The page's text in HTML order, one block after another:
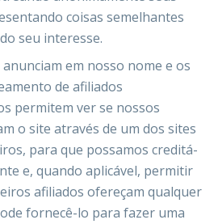
coisas semelhantes
seu interesse.
em nosso nome e os
de afiliados
permitem ver se nossos
o site através de um dos sites
para que possamos creditá-
e, quando aplicável, permitir
afiliados ofereçam qualquer
fornecê-lo para fazer uma